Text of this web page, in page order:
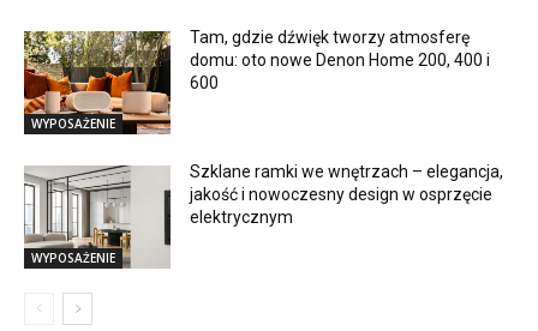
WYPOSAŻENIE
Tam, gdzie dźwięk tworzy atmosferę
domu: oto nowe Denon Home 200, 400 i
600
WYPOSAŻENIE
Szklane ramki we wnętrzach – elegancja,
jakość i nowoczesny design w osprzęcie
elektrycznym